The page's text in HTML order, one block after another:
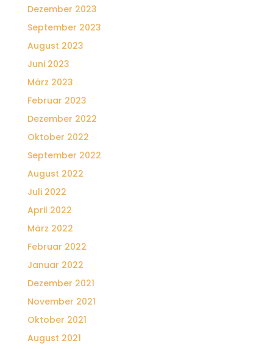
Dezember 2023
September 2023
August 2023
Juni 2023
März 2023
Februar 2023
Dezember 2022
Oktober 2022
September 2022
August 2022
Juli 2022
April 2022
März 2022
Februar 2022
Januar 2022
Dezember 2021
November 2021
Oktober 2021
August 2021